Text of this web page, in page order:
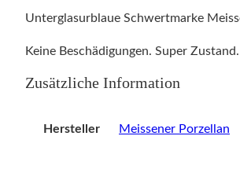
Unterglasurblaue Schwertmarke
Keine Beschädigungen. Super Zustand.
Zusätzliche Information
Hersteller Meissener Porzellan